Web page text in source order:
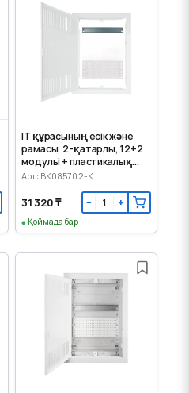
IT құрасының есік және
рамасы, 2-қатарлы, 12+2
модульі + пластикалық
монтаж панелі
Арт: BK085702-K
31 320 ₸ − +
Қоймада бар